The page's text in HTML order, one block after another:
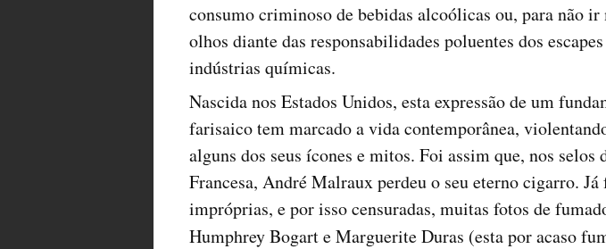
consumo criminoso de bebidas alcoólicas ou, para não
olhos diante das responsabilidades poluentes dos
indústrias químicas.
Nascida nos Estados Unidos, esta expressão de um
farisaico tem marcado a vida contemporânea,
alguns dos seus ícones e mitos. Foi assim que, nos
Francesa, André Malraux perdeu o seu eterno cigarro. Já
impróprias, e por isso censuradas, muitas fotos de
Humphrey Bogart e Marguerite Duras (esta por acaso